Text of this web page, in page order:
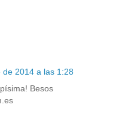
2014 a las 1:28
Besos